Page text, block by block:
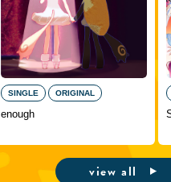
SINGLE ORIGINAL
enough
view all